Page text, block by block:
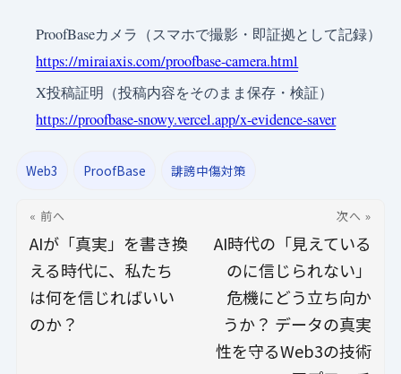
ProofBaseカメラ（スマホで撮影・即証拠として記録）
https://miraiaxis.com/proofbase-camera.html
X投稿証明（投稿内容をそのまま保存・検証）
https://proofbase-snowy.vercel.app/x-evidence-saver
Web3 ProofBase 誹謗中傷対策
« 前へ
AIが「真実」を書き換
える時代に、私たち
は何を信じればいい
のか？
次へ »
AI時代の「見えている
のに信じられない」
危機にどう立ち向か
うか？ データの真実
性を守るWeb3の技術